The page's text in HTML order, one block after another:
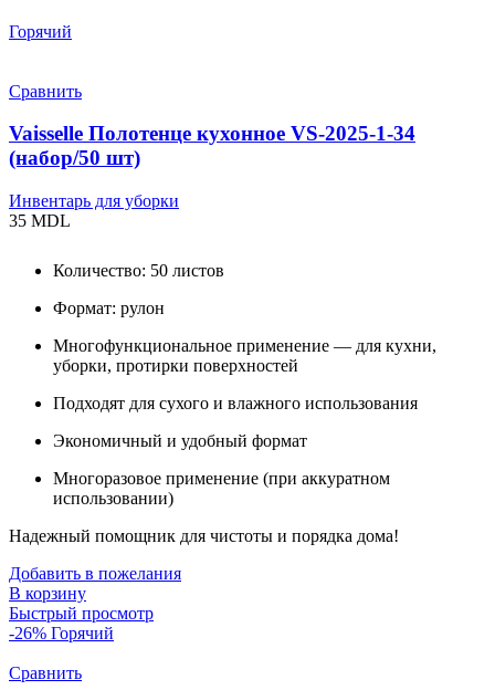
Горячий
Сравнить
Vaisselle Полотенце кухонное VS-2025-1-34
(набор/50 шт)
Инвентарь для уборки
35 MDL
Количество: 50 листов
Формат: рулон
Многофункциональное применение — для кухни,
уборки, протирки поверхностей
Подходят для сухого и влажного использования
Экономичный и удобный формат
Многоразовое применение (при аккуратном
использовании)
Надежный помощник для чистоты и порядка дома!
Добавить в пожелания
В корзину
Быстрый просмотр
-26% Горячий
Сравнить